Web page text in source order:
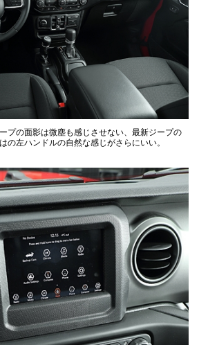
プの面影は微塵も感じさせない、最新ジープの
の左ハンドルの自然な感じがさらにいい。